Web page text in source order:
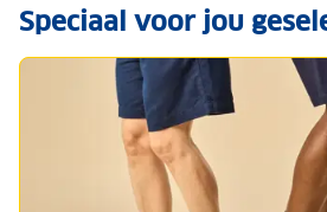
Speciaal voor jou